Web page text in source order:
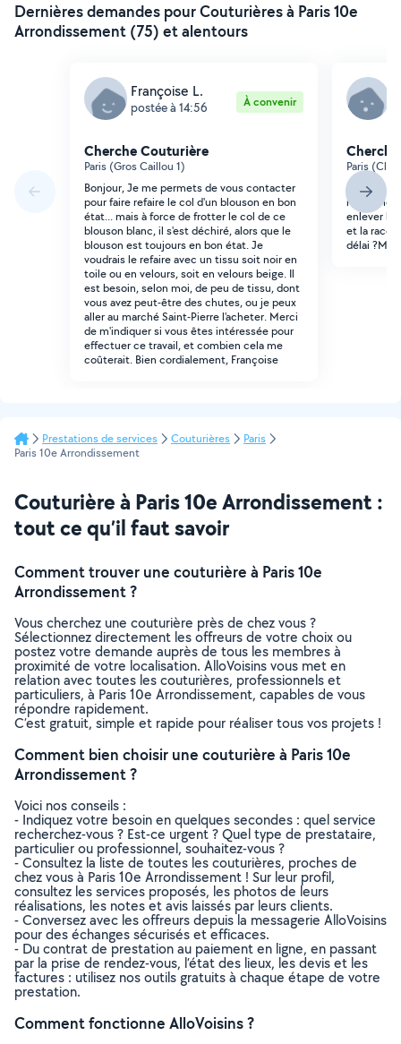
Dernières demandes pour Couturières à Paris 10e
Arrondissement (75) et alentours
Françoise L.
postée à 14:56 À convenir
Cherche Couturière
Paris (Gros Caillou 1)
Bonjour, Je me permets de vous contacter
pour faire refaire le col d'un blouson en bon
état... mais à force de frotter le col de ce
blouson blanc, il s'est déchiré, alors que le
blouson est toujours en bon état. Je
voudrais le refaire avec un tissu soit noir en
toile ou en velours, soit en velours beige. Il
est besoin, selon moi, de peu de tissu, dont
vous avez peut-être des chutes, ou je peux
aller au marché Saint-Pierre l'acheter. Merci
de m'indiquer si vous êtes intéressée pour
effectuer ce travail, et combien cela me
coûterait. Bien cordialement, Françoise
Paris
Bonjour,
retouches
enlever
et la
délai
Prestations de services Couturières
Paris
Paris 10e Arrondissement
Couturière à Paris 10e Arrondissement :
tout ce qu’il faut savoir
Comment trouver une couturière à Paris 10e
Arrondissement ?
Vous cherchez une couturière près de chez vous ?
Sélectionnez directement les offreurs de votre choix ou
postez votre demande auprès de tous les membres à
proximité de votre localisation. AlloVoisins vous met en
relation avec toutes les couturières, professionnels et
particuliers, à Paris 10e Arrondissement, capables de vous
répondre rapidement.
C’est gratuit, simple et rapide pour réaliser tous vos projets !
Comment bien choisir une couturière à Paris 10e
Arrondissement ?
Voici nos conseils :
- Indiquez votre besoin en quelques secondes : quel service
recherchez-vous ? Est-ce urgent ? Quel type de prestataire,
particulier ou professionnel, souhaitez-vous ?
- Consultez la liste de toutes les couturières, proches de
chez vous à Paris 10e Arrondissement ! Sur leur profil,
consultez les services proposés, les photos de leurs
réalisations, les notes et avis laissés par leurs clients.
- Conversez avec les offreurs depuis la messagerie AlloVoisins
pour des échanges sécurisés et efficaces.
- Du contrat de prestation au paiement en ligne, en passant
par la prise de rendez-vous, l’état des lieux, les devis et les
factures : utilisez nos outils gratuits à chaque étape de votre
prestation.
Comment fonctionne AlloVoisins ?